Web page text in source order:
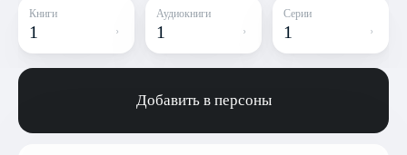
Книги
1
Аудиокниги
1
Серии
1
Добавить в персоны